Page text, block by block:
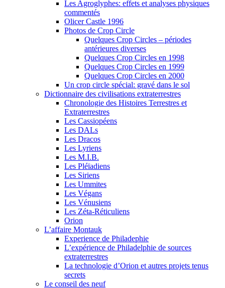
Les Agroglyphes: effets et analyses physiques
commentés
Olicer Castle 1996
Photos de Crop Circle
Quelques Crop Circles – périodes
antérieures diverses
Quelques Crop Circles en 1998
Quelques Crop Circles en 1999
Quelques Crop Circles en 2000
Un crop circle spécial: gravé dans le sol
Dictionnaire des civilisations extraterrestres
Chronologie des Histoires Terrestres et
Extraterrestres
Les Cassiopéens
Les DALs
Les Dracos
Les Lyriens
Les M.I.B.
Les Pléïadiens
Les Siriens
Les Ummites
Les Végans
Les Vénusiens
Les Zéta-Réticuliens
Orion
L’affaire Montauk
Experience de Philadephie
L’expérience de Philadelphie de sources
extraterrestres
La technologie d’Orion et autres projets tenus
secrets
Le conseil des neuf